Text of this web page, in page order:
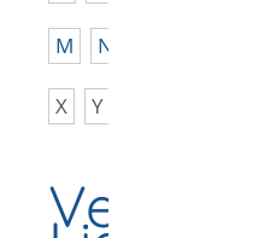
M N
X Y